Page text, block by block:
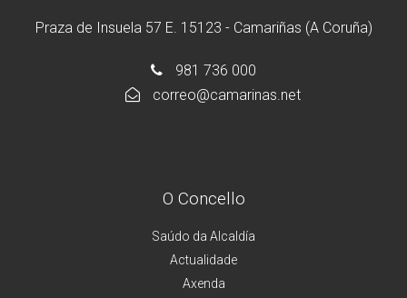
Praza de Insuela 57 E. 15123 - Camariñas (A Coruña)
981 736 000
correo@camarinas.net
O Concello
Saúdo da Alcaldía
Actualidade
Axenda